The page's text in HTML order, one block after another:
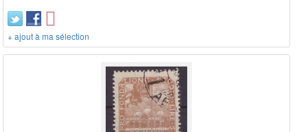
+ ajout à ma sélection